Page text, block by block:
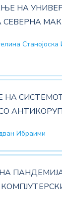
НА
НА
Ибраими